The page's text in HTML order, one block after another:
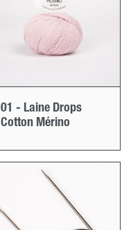
01 - Laine Drops
Cotton Mérino